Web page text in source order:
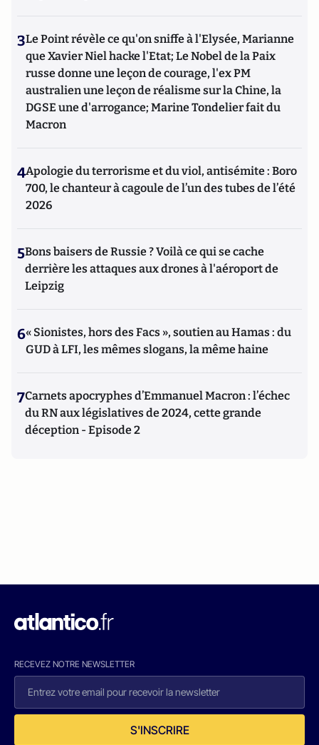
3Le Point révèle ce qu'on sniffe à l'Elysée, Marianne
que Xavier Niel hacke l'Etat; Le Nobel de la Paix
russe donne une leçon de courage, l'ex PM
australien une leçon de réalisme sur la Chine, la
DGSE une d'arrogance; Marine Tondelier fait du
Macron
4Apologie du terrorisme et du viol, antisémite : Boro
700, le chanteur à cagoule de l’un des tubes de l’été
2026
5Bons baisers de Russie ? Voilà ce qui se cache
derrière les attaques aux drones à l'aéroport de
Leipzig
6« Sionistes, hors des Facs », soutien au Hamas : du
GUD à LFI, les mêmes slogans, la même haine
7Carnets apocryphes d’Emmanuel Macron : l’échec
du RN aux législatives de 2024, cette grande
déception - Episode 2
RECEVEZ NOTRE NEWSLETTER
S'INSCRIRE